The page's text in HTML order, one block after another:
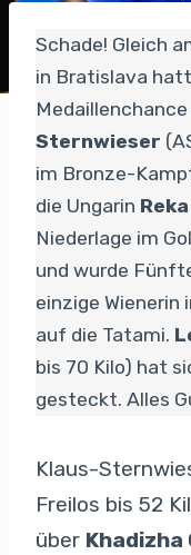
Schade! Gleich
in Bratislava
Sternwieser
im Bronze-
die Ungarin
Niederlage im
und wurde
einzige
auf die Tatami.
bis 70 Kilo) hat
gesteckt. Alles
Klaus-
Freilos bis 52
über Khadizha